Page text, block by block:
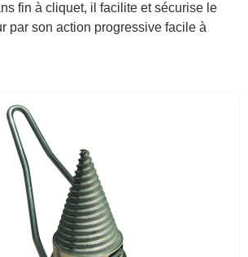
fin à cliquet, il facilite et sécurise le
par son action progressive facile à